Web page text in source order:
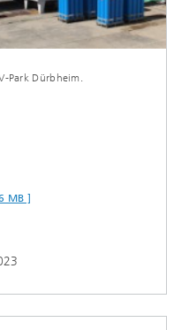
Park Dürbheim.
MB ]